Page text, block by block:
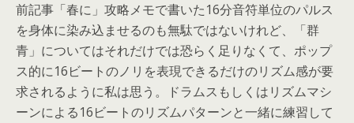
前記事「春に」攻略メモで書いた16分音符単位のパルス
を身体に染み込ませるのも無駄ではないけれど、「群
青」についてはそれだけでは恐らく足りなくて、ポップ
ス的に16ビートのノリを表現できるだけのリズム感が要
求されるように私は思う。ドラムスもしくはリズムマシ
ーンによる16ビートのリズムパターンと一緒に練習して